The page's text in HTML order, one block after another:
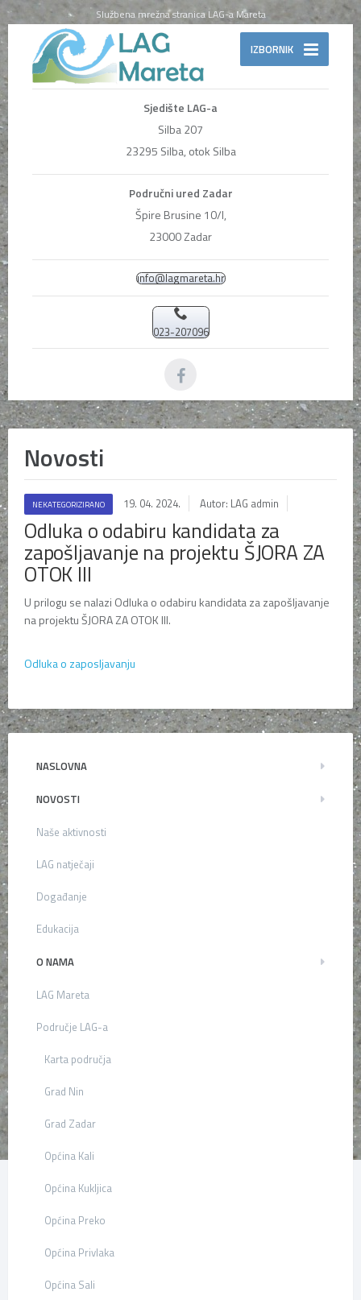
Službena mrežna stranica LAG-a Mareta
IZBORNIK
Sjedište LAG-a
Silba 207
23295 Silba, otok Silba
Područni ured Zadar
Špire Brusine 10/I,
23000 Zadar
info@lagmareta.hr
023-207096
Novosti
NEKATEGORIZIRANO 19. 04. 2024. Autor: LAG admin
Odluka o odabiru kandidata za
zapošljavanje na projektu ŠJORA ZA
OTOK III
U prilogu se nalazi Odluka o odabiru kandidata za zapošljavanje
na projektu ŠJORA ZA OTOK III.
Odluka o zaposljavanju
NASLOVNA
NOVOSTI
Naše aktivnosti
LAG natječaji
Događanje
Edukacija
O NAMA
LAG Mareta
Područje LAG-a
Karta područja
Grad Nin
Grad Zadar
Općina Kali
Općina Kukljica
Općina Preko
Općina Privlaka
Općina Sali